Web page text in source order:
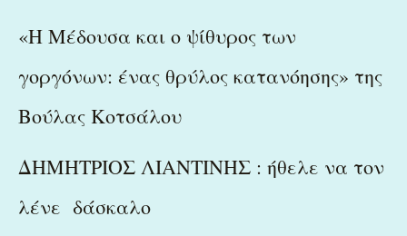
«Η Μέδουσα και ο ψίθυρος των
γοργόνων: ένας θρύλος κατανόησης» της
Βούλας Κοτσάλου
ΔΗΜΗΤΡΙΟΣ ΛΙΑΝΤΙΝΗΣ : ήθελε να τον
λένε δάσκαλο